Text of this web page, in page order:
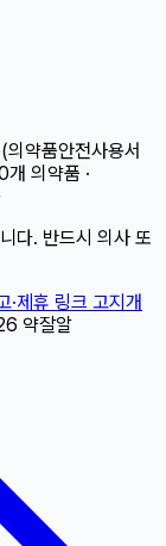
의약품안전사용서
의약품 ·
다. 반드시 의사 또
·제휴 링크 고지 개
약잘알